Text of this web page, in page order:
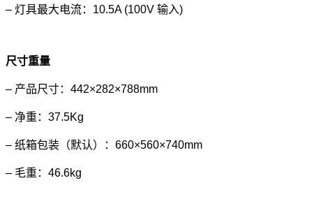
– 灯具最大电流：10.5A (100V 输入)
尺寸重量
– 产品尺寸：442×282×788mm
– 净重：37.5Kg
– 纸箱包装（默认）：660×560×740mm
– 毛重：46.6kg